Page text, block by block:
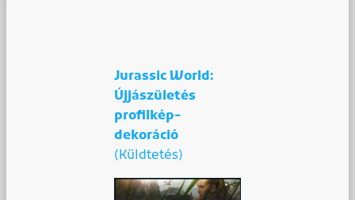
Jurassic World:
Újjászületés
profilkép-
dekoráció
(Küldtetés)